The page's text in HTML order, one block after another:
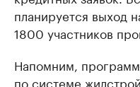
планируется выход
1800 участников
Напомним,
по системе